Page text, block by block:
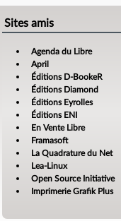
Sites amis
Agenda du Libre
April
Éditions D-BookeR
Éditions Diamond
Éditions Eyrolles
Éditions ENI
En Vente Libre
Framasoft
La Quadrature du Net
Lea-Linux
Open Source Initiative
Imprimerie Grafik Plus